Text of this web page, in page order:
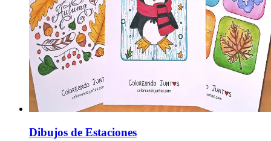
Dibujos de Estaciones